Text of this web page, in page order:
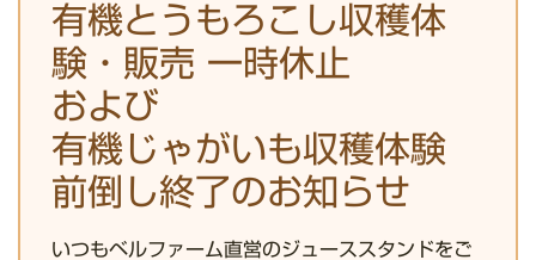
有機とうもろこし収穫体
験・販売 一時休止
および
有機じゃがいも収穫体験
前倒し終了のお知らせ
いつもベルファーム直営のジューススタンドをご